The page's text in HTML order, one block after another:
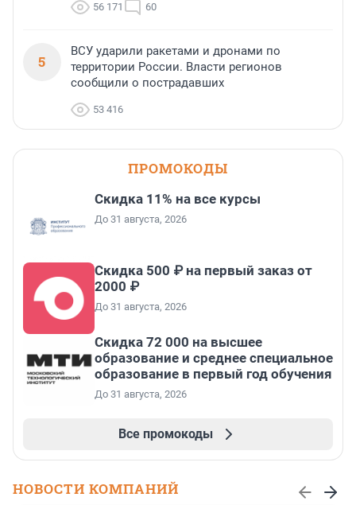
56 171 60
5
ВСУ ударили ракетами и дронами по
территории России. Власти регионов
сообщили о пострадавших
53 416
ПРОМОКОДЫ
Скидка 11% на все курсы
До 31 августа, 2026
Скидка 500 ₽ на первый заказ от
2000 ₽
До 31 августа, 2026
Скидка 72 000 на высшее
образование и среднее специальное
образование в первый год обучения
До 31 августа, 2026
Все промокоды
НОВОСТИ КОМПАНИЙ